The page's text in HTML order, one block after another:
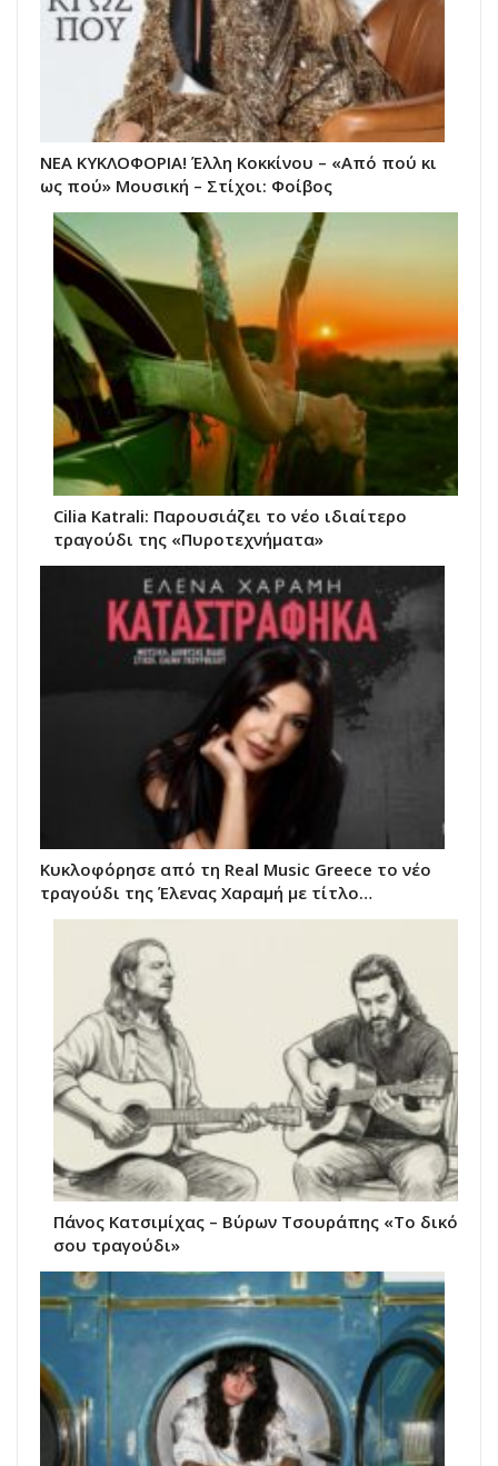
ΝΕΑ ΚΥΚΛΟΦΟΡΙΑ! Έλλη Κοκκίνου – «Από πού κι
ως πού» Μουσική – Στίχοι: Φοίβος
Cilia Katrali: Παρουσιάζει το νέο ιδιαίτερο
τραγούδι της «Πυροτεχνήματα»
Κυκλοφόρησε από τη Real Music Greece το νέο
τραγούδι της Έλενας Χαραμή με τίτλο…
Πάνος Κατσιμίχας – Βύρων Τσουράπης «Το δικό
σου τραγούδι»